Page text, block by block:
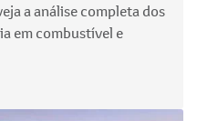
a análise completa dos
em combustível e